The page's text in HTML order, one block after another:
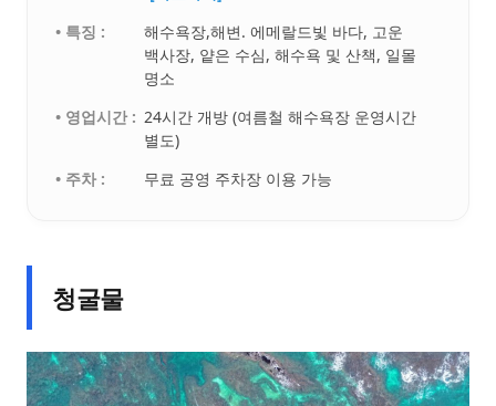
• 특징 :
해수욕장,해변. 에메랄드빛 바다, 고운
백사장, 얕은 수심, 해수욕 및 산책, 일몰
명소
• 영업시간 : 24시간 개방 (여름철 해수욕장 운영시간
별도)
• 주차 :
무료 공영 주차장 이용 가능
청굴물